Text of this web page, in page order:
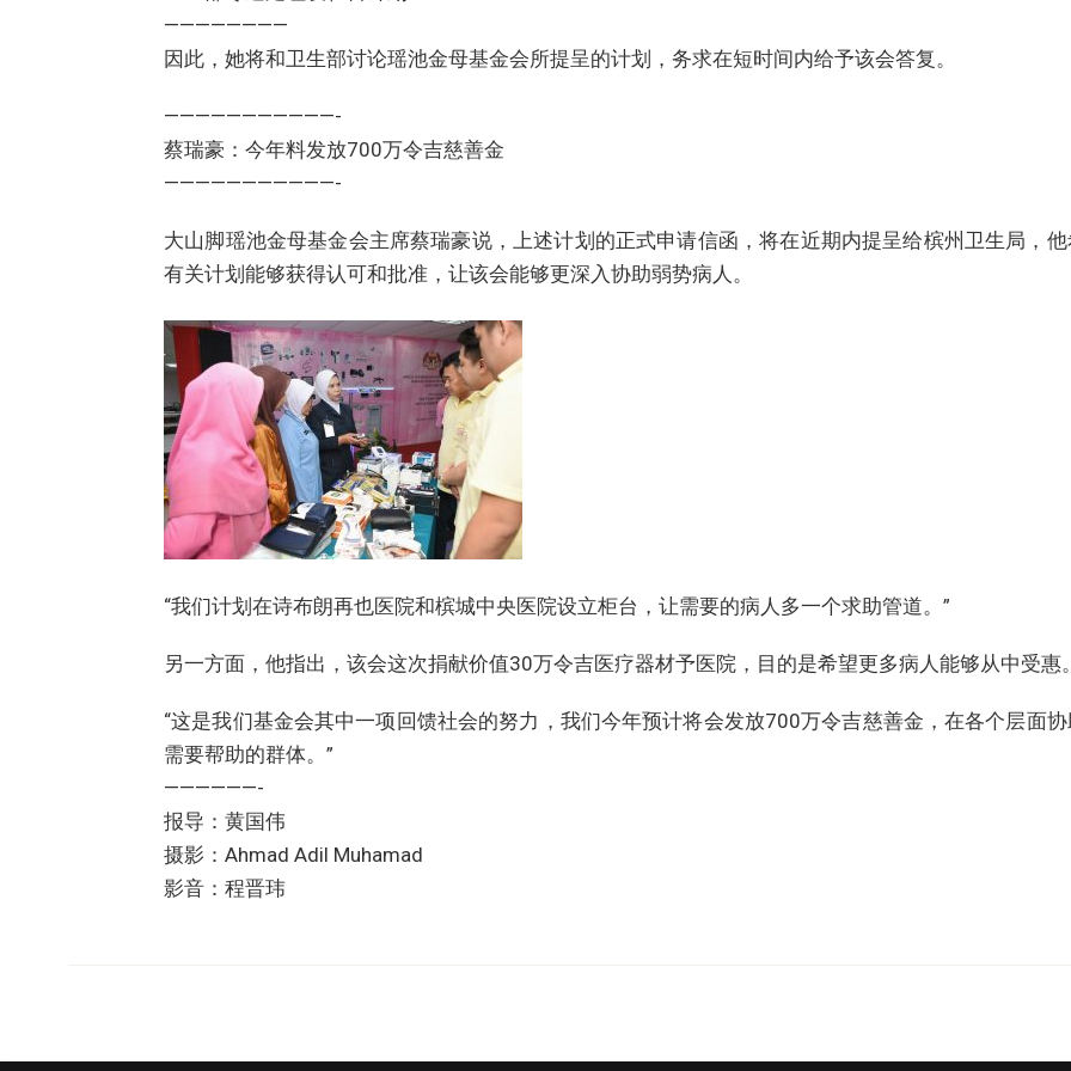
————————
因此，她将和卫生部讨论瑶池金母基金会所提呈的计划，务求在短时间内给予该会答复。
———————————-
蔡瑞豪：今年料发放700万令吉慈善金
———————————-
大山脚瑶池金母基金会主席蔡瑞豪说，上述计划的正式申请信函，将在近期内提呈给槟州卫生局，
有关计划能够获得认可和批准，让该会能够更深入协助弱势病人。
“我们计划在诗布朗再也医院和槟城中央医院设立柜台，让需要的病人多一个求助管道。”
另一方面，他指出，该会这次捐献价值30万令吉医疗器材予医院，目的是希望更多病人能够从中受惠
“这是我们基金会其中一项回馈社会的努力，我们今年预计将会发放700万令吉慈善金，在各个层面
需要帮助的群体。”
——————-
报导：黄国伟
摄影：Ahmad Adil Muhamad
影音：程晋玮